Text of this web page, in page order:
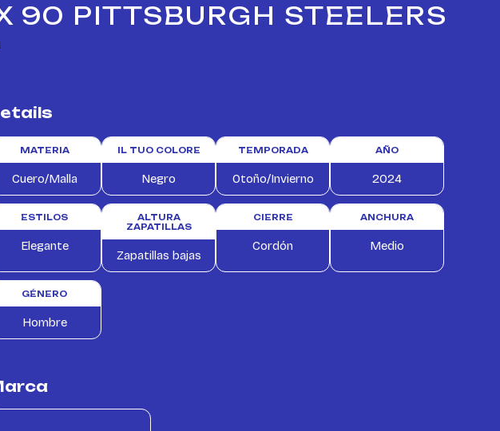
90 PITTSBURGH STEELERS
MATERIA
Cuero/Malla
IL TUO COLORE
Negro
TEMPORADA
Otoño/Invierno
AÑO
2024
ESTILOS
Elegante
ALTURA
ZAPATILLAS
Zapatillas bajas
CIERRE
Cordón
ANCHURA
Medio
GÉNERO
Hombre